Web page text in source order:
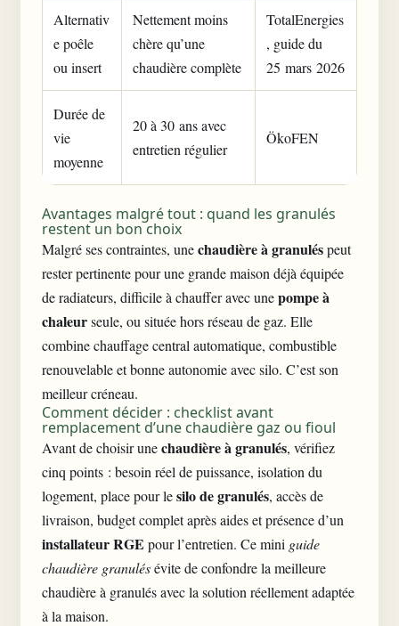
Alternativ
e poêle
ou insert
Nettement moins
chère qu’une
chaudière complète
TotalEnergies
, guide du
25 mars 2026
Durée de
vie
moyenne
20 à 30 ans avec
entretien régulier
ÖkoFEN
Avantages malgré tout : quand les granulés
restent un bon choix
Malgré ses contraintes, unechaudière à granuléspeut
rester pertinente pour une grande maison déjà équipée
de radiateurs, difficile à chauffer avec unepompe à
chaleurseule, ou située hors réseau de gaz. Elle
combine chauffage central automatique, combustible
renouvelable et bonne autonomie avec silo. C’est son
meilleur créneau.
Comment décider : checklist avant
remplacement d’une chaudière gaz ou fioul
Avant de choisir unechaudière à granulés, vérifiez
cinq points : besoin réel de puissance, isolation du
logement, place pour lesilo de granulés, accès de
livraison, budget complet après aides et présence d’un
installateur RGE pour l’entretien. Ce mini guide
chaudière granulésévite de confondre la meilleure
chaudière à granulés avec la solution réellement adaptée
à la maison.